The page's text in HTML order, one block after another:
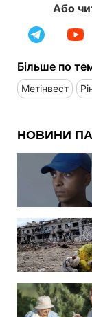
Або
Більше по
Метінвест